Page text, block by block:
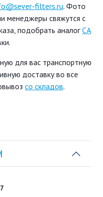
filters.ru. Фото
менеджеры свяжутся с
подобрать аналогCA
для вас транспортную
доставку во все
со складов.